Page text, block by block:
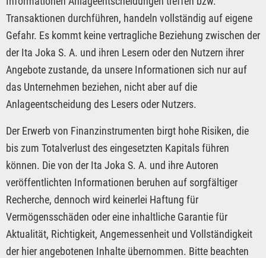
Transaktionen durchführen, handeln vollständig auf eigene
Gefahr. Es kommt keine vertragliche Beziehung zwischen der
der Ita Joka S. A. und ihren Lesern oder den Nutzern ihrer
Angebote zustande, da unsere Informationen sich nur auf
das Unternehmen beziehen, nicht aber auf die
Anlageentscheidung des Lesers oder Nutzers.
Der Erwerb von Finanzinstrumenten birgt hohe Risiken, die
bis zum Totalverlust des eingesetzten Kapitals führen
können. Die von der Ita Joka S. A. und ihre Autoren
veröffentlichten Informationen beruhen auf sorgfältiger
Recherche, dennoch wird keinerlei Haftung für
Vermögensschäden oder eine inhaltliche Garantie für
Aktualität, Richtigkeit, Angemessenheit und Vollständigkeit
der hier angebotenen Inhalte übernommen. Bitte beachten